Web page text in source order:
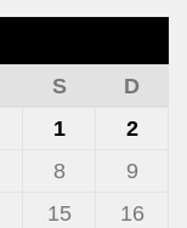
S
D
1
2
8
9
15
16